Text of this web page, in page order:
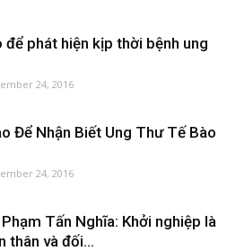
để phát hiện kịp thời bệnh ung
24, 2016
Để Nhận Biết Ung Thư Tế Bào
24, 2016
Tấn Nghĩa: Khởi nghiệp là
thân và đối...